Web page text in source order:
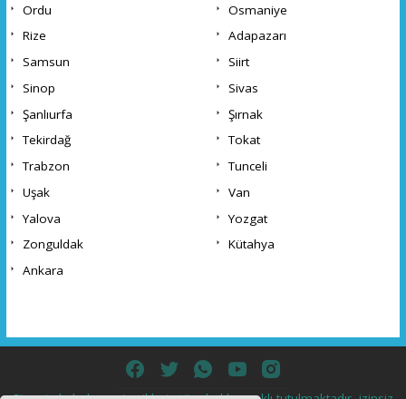
Ordu
Osmaniye
Rize
Adapazarı
Samsun
Siirt
Sinop
Sivas
Şanlıurfa
Şırnak
Tekirdağ
Tokat
Trabzon
Tunceli
Uşak
Van
Yalova
Yozgat
Zonguldak
Kütahya
Ankara